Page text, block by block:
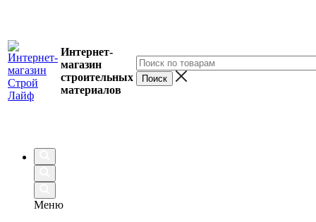
Интернет-
магазин
строительных
материалов
Меню